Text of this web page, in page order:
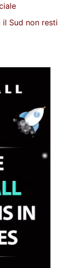
il Sud non resti